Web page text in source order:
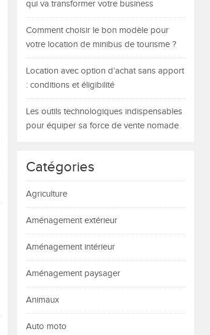
qui va transformer votre business
Comment choisir le bon modèle pour
votre location de minibus de tourisme ?
Location avec option d’achat sans apport
: conditions et éligibilité
Les outils technologiques indispensables
pour équiper sa force de vente nomade
Catégories
Agriculture
Aménagement extérieur
Aménagement intérieur
Aménagement paysager
Animaux
Auto moto